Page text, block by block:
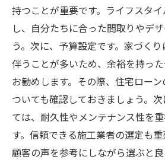
持つことが重要です。ライフスタ
し、自分たちに合った間取りやデ
う。次に、予算設定です。家づく
伴うことが多いため、余裕を持っ
お勧めします。その際、住宅ロー
ついても確認しておきましょう。
ては、耐久性やメンテナンス性を
す。信頼できる施工業者の選定も
顧客の声を参考にしながら選ぶと